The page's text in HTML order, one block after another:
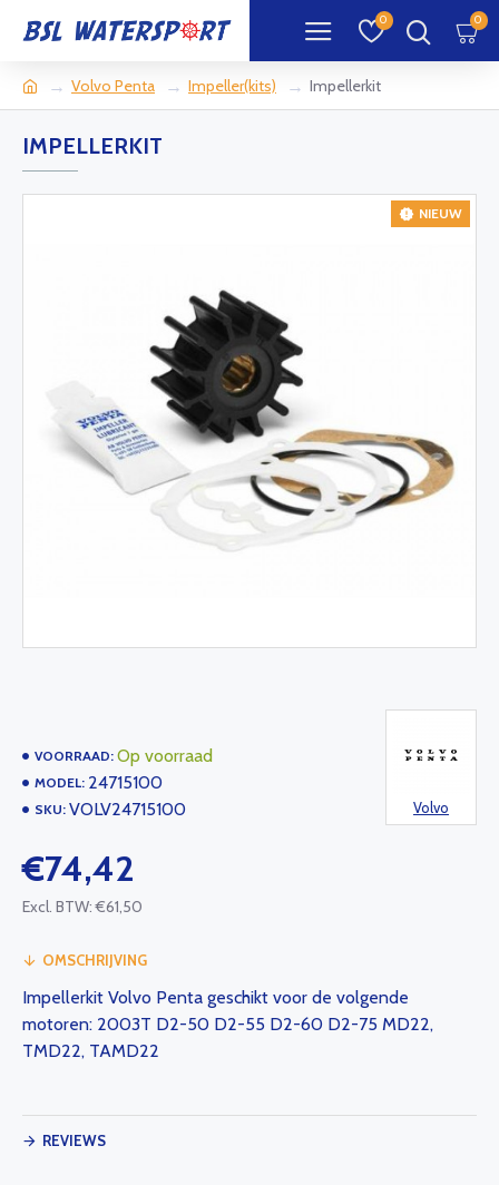
0 0
Volvo Penta Impeller(kits) Impellerkit
IMPELLERKIT
NIEUW
VOORRAAD: Op voorraad
MODEL: 24715100
SKU: VOLV24715100 Volvo
€74,42
Excl. BTW: €61,50
OMSCHRIJVING
Impellerkit Volvo Penta geschikt voor de volgende
motoren: 2003T D2-50 D2-55 D2-60 D2-75 MD22,
TMD22, TAMD22
REVIEWS